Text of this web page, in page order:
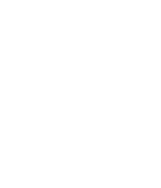
Compuesto
encarna la
desarrollo de
tranquilidad,
armonía. La
venderán